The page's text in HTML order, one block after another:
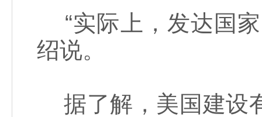
“实际上，发达国家
绍说。
据了解，美国建设